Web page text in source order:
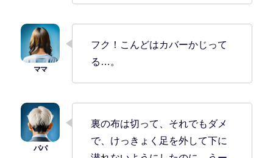
フク！こんどはカバーかじって
る…。
裏の布は切って、それでもダメ
で、けっきょく足を外して下に